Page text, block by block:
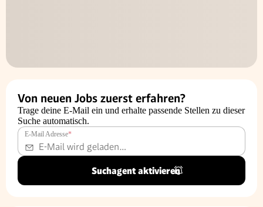
Von neuen Jobs zuerst erfahren?
Trage deine E-Mail ein und erhalte passende Stellen zu dieser
Suche automatisch.
E-Mail Adresse*
Suchagent aktivieren